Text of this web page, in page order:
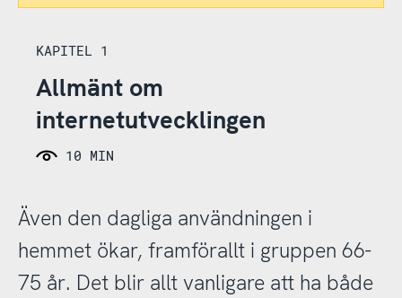
KAPITEL 1
Allmänt om
internetutvecklingen
10 MIN
Även den dagliga användningen i
hemmet ökar, framförallt i gruppen 66-
75 år. Det blir allt vanligare att ha både